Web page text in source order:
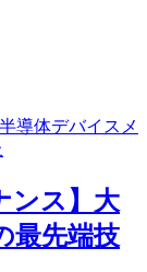
ンス】大
最先端技